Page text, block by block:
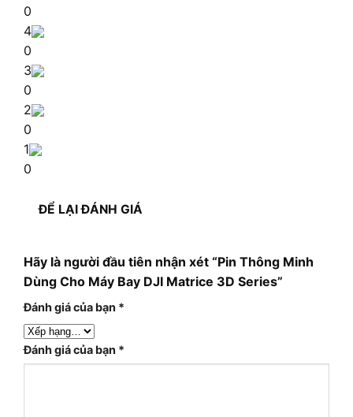
0
4
0
3
0
2
0
1
0
ĐỂ LẠI ĐÁNH GIÁ
Hãy là người đầu tiên nhận xét “Pin Thông Minh
Dùng Cho Máy Bay DJI Matrice 3D Series”
Đánh giá của bạn *
Đánh giá của bạn *